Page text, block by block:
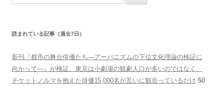
読まれている記事（過去7日）
新刊『都市の舞台俳優たち―アーバニズムの下位文化理論の検証に
向かって―』が検証、東京は小劇場の観劇人口が多いのではなく、
チケットノルマを抱えた俳優15,000名が互いに観合っているだけ 50